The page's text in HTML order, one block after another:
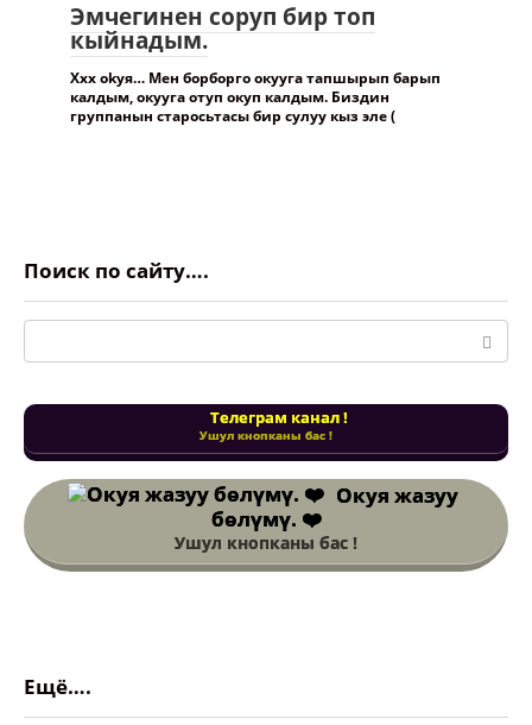
Эмчегинен соруп бир топ
кыйнадым.
Ххх оkуя… Мен борборго окууга тапшырып барып
калдым, окууга отуп окуп калдым. Биздин
группанын старосьтасы бир сулуу кыз эле (
Поиск по сайту….
Поиск:
Телеграм канал !
Ушул кнопканы бас !
Окуя жазуу
бөлүмү. ❤️
Ушул кнопканы бас !
Ещё….